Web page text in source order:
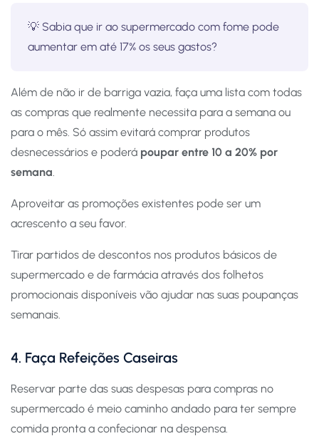
💡 Sabia que ir ao supermercado com fome pode
aumentar em até 17% os seus gastos?
Além de não ir de barriga vazia, faça uma lista com todas
as compras que realmente necessita para a semana ou
para o mês. Só assim evitará comprar produtos
desnecessários e poderá poupar entre 10 a 20% por
semana
Aproveitar as promoções existentes pode ser um
acrescento a seu favor.
Tirar partidos de descontos nos produtos básicos de
supermercado e de farmácia através dos folhetos
promocionais disponíveis vão ajudar nas suas poupanças
semanais.
4. Faça Refeições Caseiras
Reservar parte das suas despesas para compras no
supermercado é meio caminho andado para ter sempre
comida pronta a confecionar na despensa.